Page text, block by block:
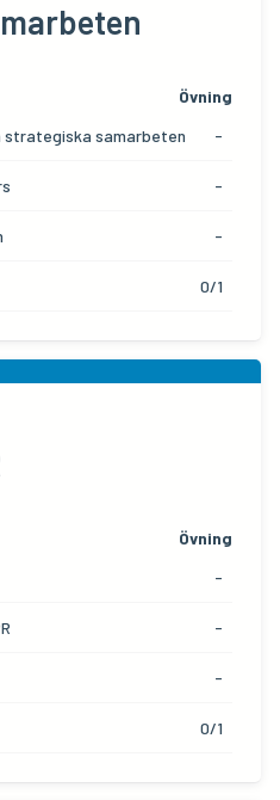
Övning
strategiska samarbeten
-
-
-
0/1
Övning
-
-
-
0/1